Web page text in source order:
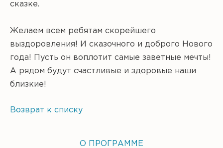
сказке.
Желаем всем ребятам скорейшего
выздоровления! И сказочного и доброго Нового
года! Пусть он воплотит самые заветные мечты!
А рядом будут счастливые и здоровые наши
близкие!
Возврат к списку
О ПРОГРАММЕ